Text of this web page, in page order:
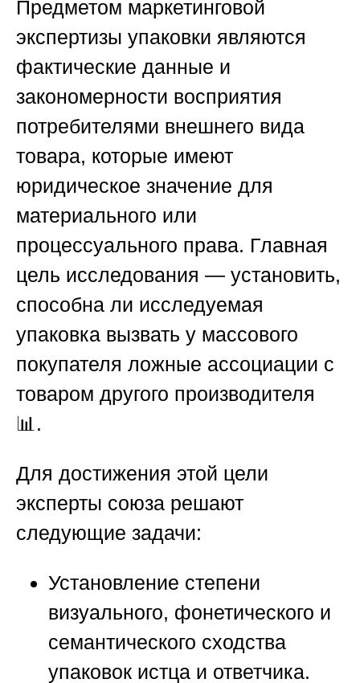
Предметом маркетинговой
экспертизы упаковки являются
фактические данные и
закономерности восприятия
потребителями внешнего вида
товара, которые имеют
юридическое значение для
материального или
процессуального права. Главная
цель исследования — установить,
способна ли исследуемая
упаковка вызвать у массового
покупателя ложные ассоциации с
товаром другого производителя
📊.
Для достижения этой цели
эксперты союза решают
следующие задачи:
Установление степени
визуального, фонетического и
семантического сходства
упаковок истца и ответчика.